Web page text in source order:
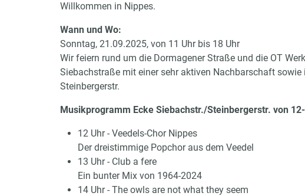
Willkommen in Nippes.
Wann und Wo:
Sonntag, 21.09.2025, von 11 Uhr bis 18 Uhr
Wir feiern rund um die Dormagener Straße und die OT
Siebachstraße mit einer sehr aktiven Nachbarschaft sowie
Steinbergerstr.
Musikprogramm Ecke Siebachstr./Steinbergerstr. von
12 Uhr - Veedels-Chor Nippes
Der dreistimmige Popchor aus dem Veedel
13 Uhr - Club a fere
Ein bunter Mix von 1964-2024
14 Uhr - The owls are not what they seem